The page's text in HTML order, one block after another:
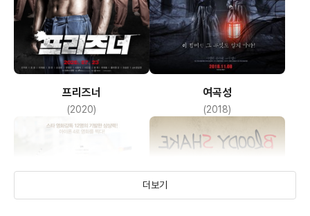
프리즈너
(2020)
여곡성
(2018)
더보기